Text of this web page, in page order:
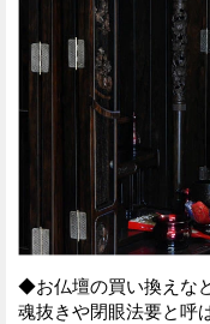
◆お仏壇の買い換えな
魂抜きや閉眼法要と呼